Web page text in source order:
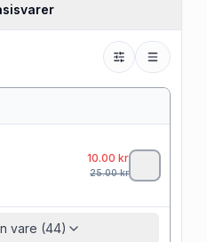
10.00 kr
25.00kr
vare (44)